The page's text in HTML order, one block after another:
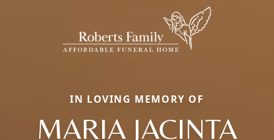
IN LOVING MEMORY OF
MARIA JACINTA